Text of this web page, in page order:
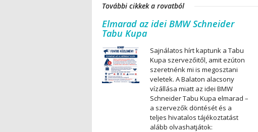
További cikkek a rovatból
Elmarad az idei BMW Schneider
Tabu Kupa
Sajnálatos hírt kaptunk a Tabu
Kupa szervezőitől, amit ezúton
szeretnénk mi is megosztani
veletek. A Balaton alacsony
vízállása miatt az idei BMW
Schneider Tabu Kupa elmarad –
a szervezők döntését és a
teljes hivatalos tájékoztatást
alább olvashatjátok: